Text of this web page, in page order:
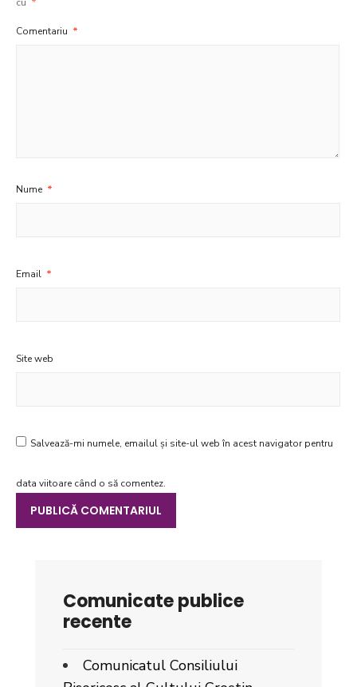
Comentariu *
Nume *
Email *
Site web
Salvează-mi numele, emailul și site-ul web în acest navigator pentru
data viitoare când o să comentez.
Comunicate publice
recente
Comunicatul Consiliului